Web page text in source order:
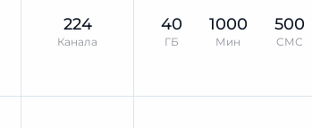
224
Канала
40
ГБ
1000
Мин
500
СМС